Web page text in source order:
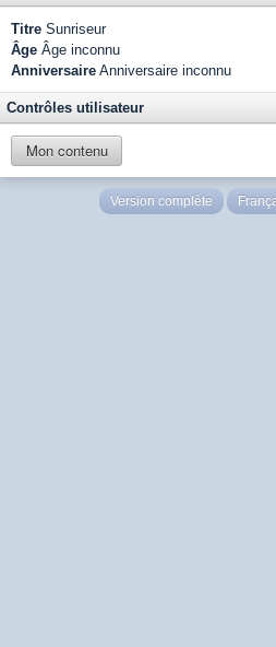
Titre Sunriseur
Âge Âge inconnu
Anniversaire Anniversaire inconnu
Contrôles utilisateur
Mon contenu
Version complète